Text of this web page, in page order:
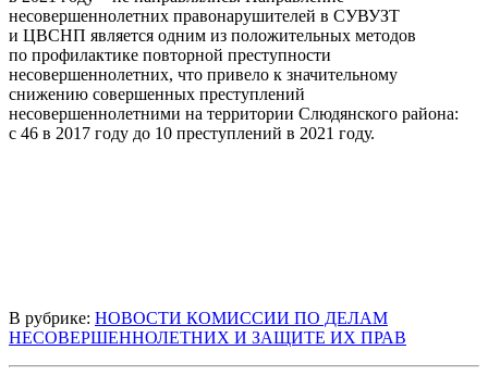
несовершеннолетних правонарушителей в СУВУЗТ
и ЦВСНП является одним из положительных методов
по профилактике повторной преступности
несовершеннолетних, что привело к значительному
снижению совершенных преступлений
несовершеннолетними на территории Слюдянского района:
с 46 в 2017 году до 10 преступлений в 2021 году.
В рубрике: НОВОСТИ КОМИССИИ ПО ДЕЛАМ
НЕСОВЕРШЕННОЛЕТНИХ И ЗАЩИТЕ ИХ ПРАВ